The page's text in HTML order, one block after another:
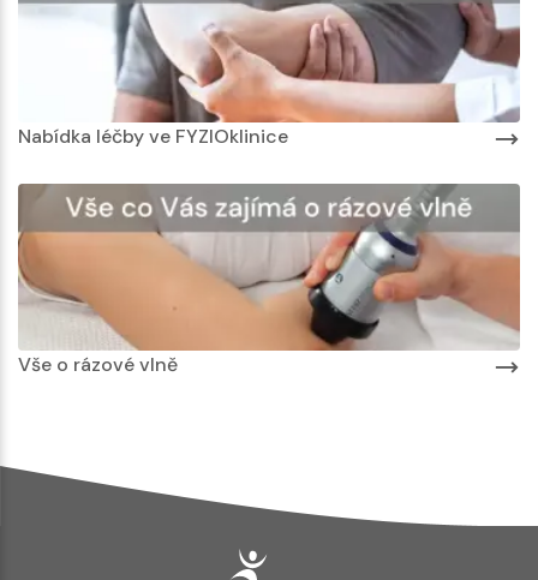
Nabídka léčby ve FYZIOklinice
Vše o rázové vlně